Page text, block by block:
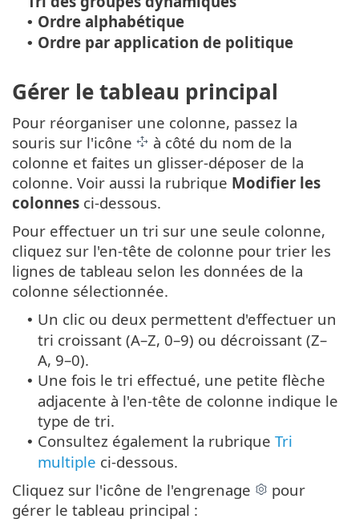
• Ordre alphabétique
• Ordre par application de politique
Gérer le tableau principal
Pour réorganiser une colonne, passez la
souris sur l'icône
à côté du nom de la
colonne et faites un glisser-déposer de la
colonne. Voir aussi la rubrique Modifier les
colonnes ci-dessous.
Pour effectuer un tri sur une seule colonne,
cliquez sur l'en-tête de colonne pour trier les
lignes de tableau selon les données de la
colonne sélectionnée.
• Un clic ou deux permettent d'effectuer un
tri croissant (A–Z, 0–9) ou décroissant (Z–
A, 9–0).
• Une fois le tri effectué, une petite flèche
adjacente à l'en-tête de colonne indique le
type de tri.
• Consultez également la rubrique Tri
multiple ci-dessous.
Cliquez sur l'icône de l'engrenage
pour
gérer le tableau principal :